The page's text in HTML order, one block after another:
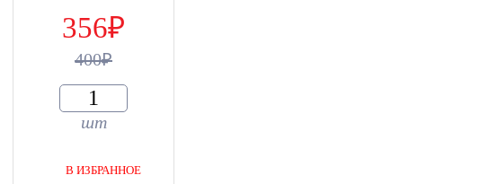
356
400
шт
В ИЗБРАННОЕ